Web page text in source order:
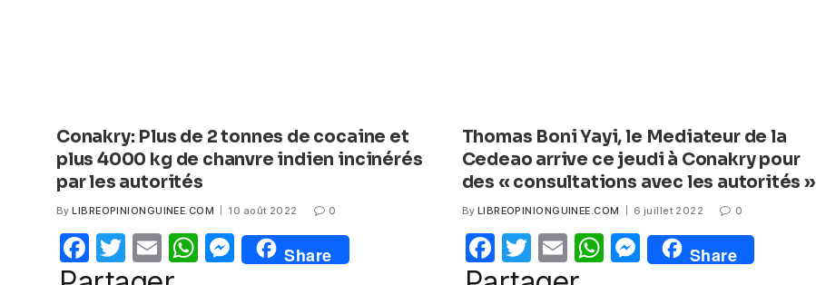
Conakry: Plus de 2 tonnes de cocaine et
plus 4000 kg de chanvre indien incinérés
par les autorités
By LIBREOPINIONGUINEE.COM 10 août 2022 0
F
a
T
w
E
m
W M
e
Share
Thomas Boni Yayi, le Mediateur de la
Cedeao arrive ce jeudi à Conakry pour
des « consultations avec les autorités »
By LIBREOPINIONGUINEE.COM 6 juillet 2022 0
F
a
T
w
E
m
W M
e
Share